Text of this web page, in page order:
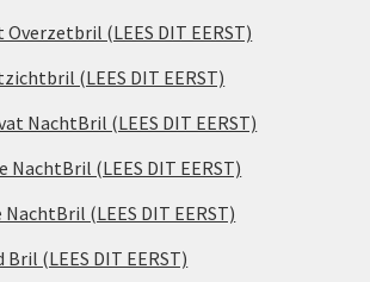
Overzetbril (LEES DIT EERST)
(LEES DIT EERST)
NachtBril (LEES DIT EERST)
NachtBril (LEES DIT EERST)
NachtBril (LEES DIT EERST)
Bril (LEES DIT EERST)